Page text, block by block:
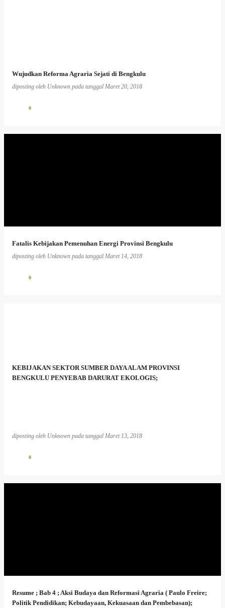
Wujudkan Reforma Agraria Sejati di Bengkulu
diposting oleh Unknown pada tanggal Maret 20, 2018
0
Fatalis Kebijakan Pemenuhan Energi Provinsi Bengkulu
diposting oleh Unknown pada tanggal Maret 14, 2018
0
KEBIJAKAN SEKTOR SUMBER DAYA ALAM PROVINSI
BENGKULU PENYEBAB DARURAT EKOLOGIS;
diposting oleh Unknown pada tanggal Maret 13, 2018
0
Resume ; Bab 4 ; Aksi Budaya dan Reformasi Agraria ( Paulo Freire;
Politik Pendidikan; Kebudayaan, Kekuasaan dan Pembebasan);